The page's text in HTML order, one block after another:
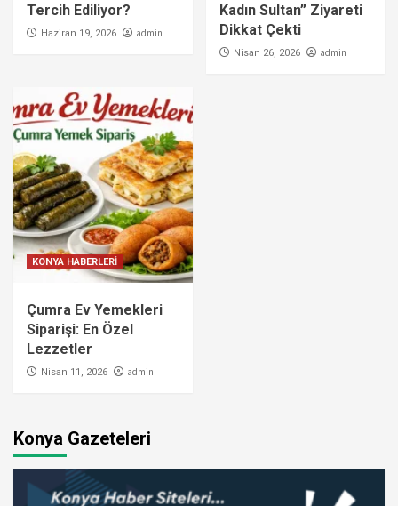
Tercih Ediliyor?
Haziran 19, 2026 admin
Kadın Sultan” Ziyareti
Dikkat Çekti
Nisan 26, 2026 admin
KONYA HABERLERİ
Çumra Ev Yemekleri
Siparişi: En Özel
Lezzetler
Nisan 11, 2026 admin
Konya Gazeteleri